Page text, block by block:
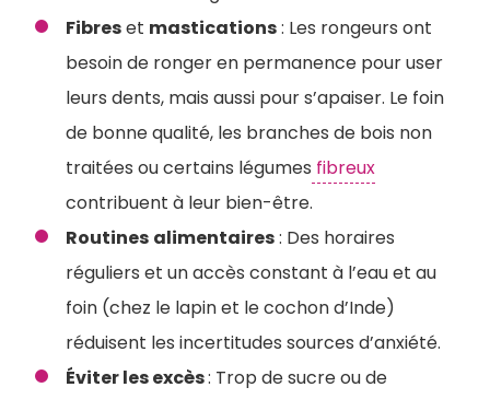
Fibreset mastications: Les rongeurs ont
besoin de ronger en permanence pour user
leurs dents, mais aussi pour s’apaiser. Le foin
de bonne qualité, les branches de bois non
traitées ou certains légumes fibreux
contribuent à leur bien-être.
Routines alimentaires: Des horaires
réguliers et un accès constant à l’eau et au
foin (chez le lapin et le cochon d’Inde)
réduisent les incertitudes sources d’anxiété.
Éviter les excès: Trop de sucre ou de